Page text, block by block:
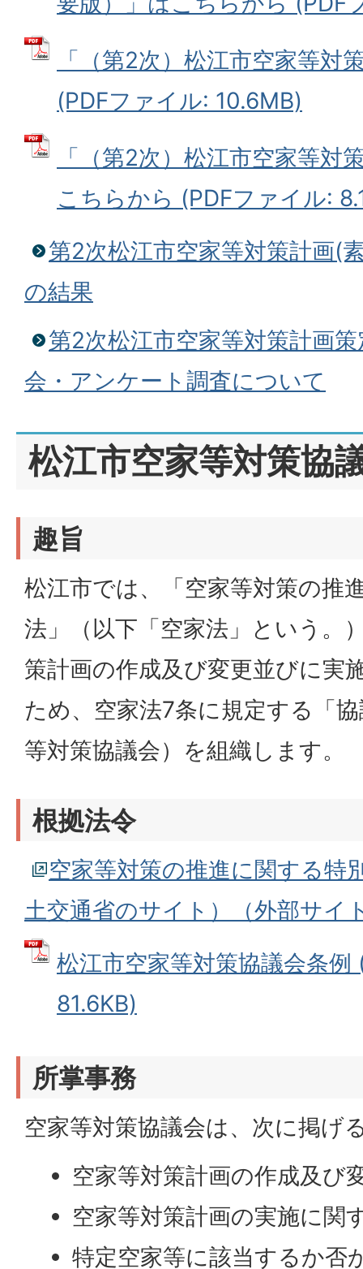
「（第2次）松江市空家等対
(PDFファイル: 10.6MB)
「（第2次）松江市空家等対
こちらから (PDFファイル:
第2次松江市空家等対策計画(
の結果
第2次松江市空家等対策計画
会・アンケート調査について
松江市空家等対策協
趣旨
松江市では、「空家等対策の推
法」（以下「空家法」という。
策計画の作成及び変更並びに実
ため、空家法7条に規定する「
等対策協議会）を組織します。
根拠法令
空家等対策の推進に関する特
土交通省のサイト）（外部サイ
松江市空家等対策協議会条例
81.6KB)
所掌事務
空家等対策協議会は、次に掲げ
空家等対策計画の作成及び
空家等対策計画の実施に関
特定空家等に該当するか否